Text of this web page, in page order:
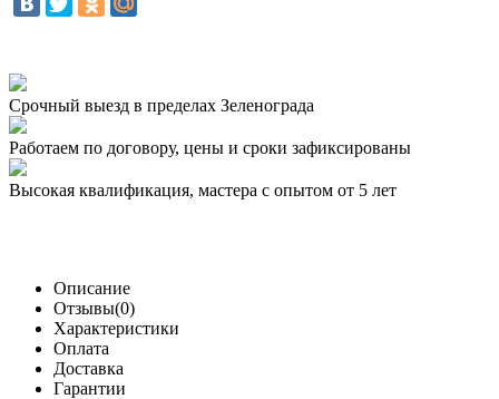
Срочный выезд в пределах Зеленограда
Работаем по договору, цены и сроки зафиксированы
Высокая квалификация, мастера с опытом от 5 лет
Описание
Отзывы(0)
Характеристики
Оплата
Доставка
Гарантии